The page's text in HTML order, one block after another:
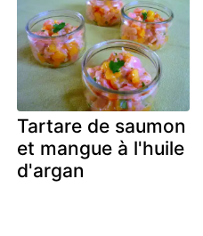
Tartare de saumon
et mangue à l'huile
d'argan